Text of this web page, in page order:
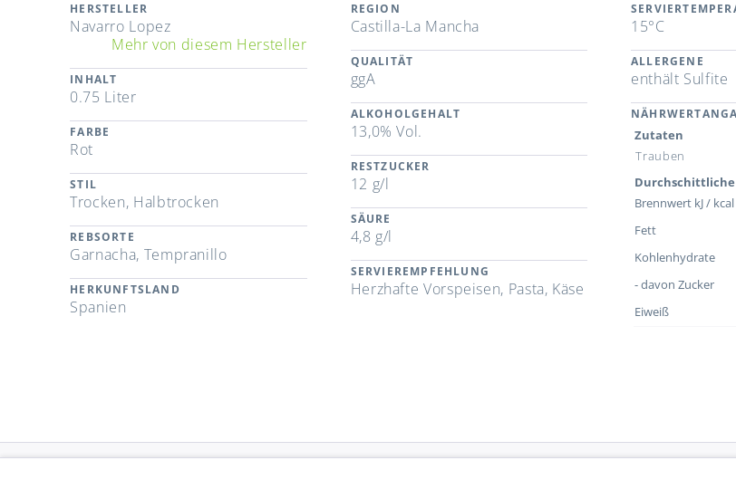
HERSTELLER
Navarro Lopez
Mehr von diesem Hersteller
INHALT
0.75 Liter
FARBE
Rot
STIL
Trocken, Halbtrocken
REBSORTE
Garnacha, Tempranillo
HERKUNFTSLAND
Spanien
REGION
Castilla-La Mancha
QUALITÄT
ggA
ALKOHOLGEHALT
13,0% Vol.
RESTZUCKER
12 g/l
SÄURE
4,8 g/l
SERVIEREMPFEHLUNG
Herzhafte Vorspeisen, Pasta, Käse
15°C
ALLERGENE
enthält Sulfite
Zutaten
Trauben
Brennwert kJ / kcal
Fett
Kohlenhydrate
- davon Zucker
Eiweiß